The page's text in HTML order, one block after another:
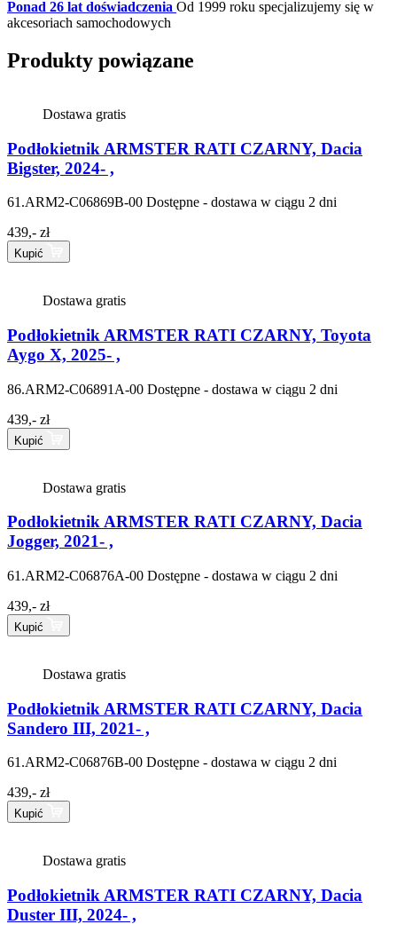
Ponad 26 lat doświadczenia Od 1999 roku specjalizujemy się w
akcesoriach samochodowych
Produkty powiązane
Dostawa gratis
Podłokietnik ARMSTER RATI CZARNY, Dacia
Bigster, 2024- ,
61.ARM2-C06869B-00 Dostępne - dostawa w ciągu 2 dni
439,- zł
Kupić
Dostawa gratis
Podłokietnik ARMSTER RATI CZARNY, Toyota
Aygo X, 2025- ,
86.ARM2-C06891A-00 Dostępne - dostawa w ciągu 2 dni
439,- zł
Kupić
Dostawa gratis
Podłokietnik ARMSTER RATI CZARNY, Dacia
Jogger, 2021- ,
61.ARM2-C06876A-00 Dostępne - dostawa w ciągu 2 dni
439,- zł
Kupić
Dostawa gratis
Podłokietnik ARMSTER RATI CZARNY, Dacia
Sandero III, 2021- ,
61.ARM2-C06876B-00 Dostępne - dostawa w ciągu 2 dni
439,- zł
Kupić
Dostawa gratis
Podłokietnik ARMSTER RATI CZARNY, Dacia
Duster III, 2024- ,